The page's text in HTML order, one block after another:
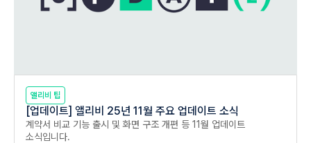
앨리비 팁
[업데이트] 앨리비 25년 11월 주요 업데이트 소식
계약서 비교 기능 출시 및 화면 구조 개편 등 11월 업데이트
소식입니다.